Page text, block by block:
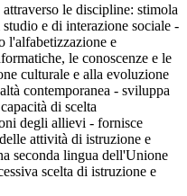
le discipline: stimola
e di interazione sociale -
l'alfabetizzazione e
le conoscenze e le
culturale e alla evoluzione
contemporanea - sviluppa
di scelta
degli allievi - fornisce
attività di istruzione e
seconda lingua dell'Unione
scelta di istruzione e